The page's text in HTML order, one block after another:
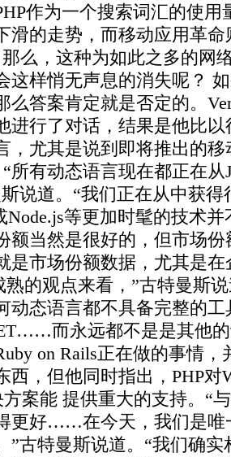
作为一个搜索词汇的使
滑的走势，而移动应用革命
么，这种为如此之多的网
这样悄无声息的消失呢？
么答案肯定就是否定的。
进行了对话，结果是他比
，尤其是说到即将推出的移
所有动态语言现在都正在从
说道。“我们正在从中获得
Node.js等更加时髦的技术
额当然是很好的，但市场
是市场份额数据，尤其是
熟的观点来看，”古特曼斯
动态语言都不具备完整的
而永远都不是是其他
on Rails正在做的事情，
西，但他同时指出，PHP对
方案能 提供重大的支持。“
更好……在今天，我们是唯
”古特曼斯说道。“我们确实